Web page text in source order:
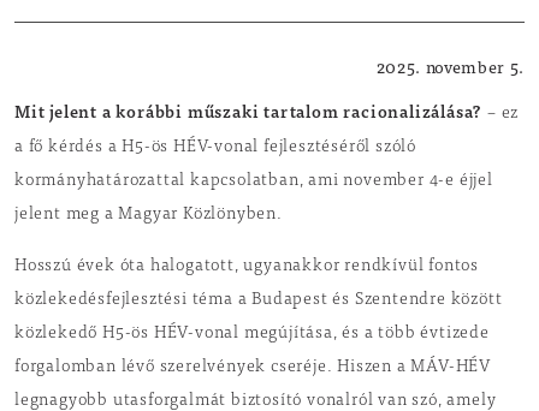
2025. november 5.
Mit jelent a korábbi műszaki tartalom racionalizálása? – ez
a fő kérdés a H5-ös HÉV-vonal fejlesztéséről szóló
kormányhatározattal kapcsolatban, ami november 4-e éjjel
jelent meg a Magyar Közlönyben.
Hosszú évek óta halogatott, ugyanakkor rendkívül fontos
közlekedésfejlesztési téma a Budapest és Szentendre között
közlekedő H5-ös HÉV-vonal megújítása, és a több évtizede
forgalomban lévő szerelvények cseréje. Hiszen a MÁV-HÉV
legnagyobb utasforgalmát biztosító vonalról van szó, amely